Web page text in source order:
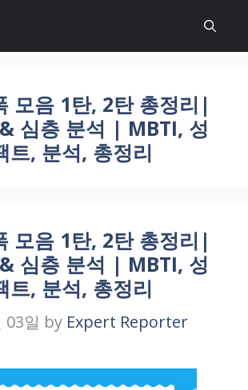
모음 1탄, 2탄 총정리|
심층 분석 | MBTI, 성
트, 분석, 총정리
모음 1탄, 2탄 총정리|
심층 분석 | MBTI, 성
트, 분석, 총정리
03일 by Expert Reporter